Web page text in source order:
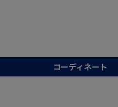
コーディネート